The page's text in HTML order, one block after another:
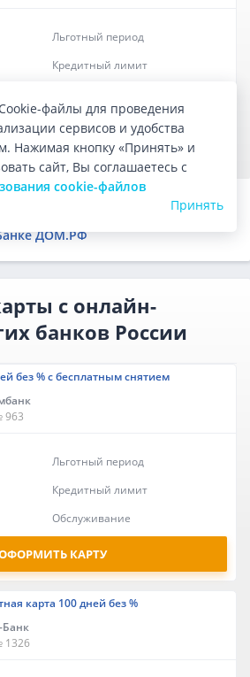
льготный период
кредитный лимит
ПОДАТЬ ЗАЯВКУ
ДОМ.РФ
с онлайн-
банков России
без % с бесплатным снятием
963
льготный период
кредитный лимит
обслуживание
КАРТУ
карта 100 дней без %
файлы для проведения
сервисов и удобства
Нажимая кнопку «Принять» и
сайт, Вы соглашаетесь с
cookie-файлов
Принять